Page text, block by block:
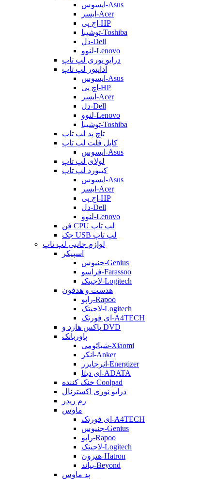
ایسوس-Asus
ایسر-Acer
اچ پی-HP
توشیبا-Toshiba
دل-Dell
لنوو-Lenovo
درایو نوری لپ تاپ
آداپتور لپ تاپ
ایسوس-Asus
اچ پی-HP
ایسر-Acer
دل-Dell
لنوو-Lenovo
توشیبا-Toshiba
تاچ پد لپ تاپ
کابل فلت لپ تاپ
ایسوس-Asus
لولای لپ تاپ
کیبورد لپ تاپ
ایسوس-Asus
ایسر-Acer
اچ پی-HP
دل-Dell
لنوو-Lenovo
فن CPU لپ تاپ
جک USB لپ تاپ
لوازم جانبی لپ تاپ
اسپیکر
جنیوس-Genius
فراسو-Farassoo
لاجیتک-Logitech
هدست و هدفون
راپو-Rapoo
لاجیتک-Logitech
ای فورتک-A4TECH
باکس هارد و DVD
پاوربانک
شیائومی-Xiaomi
انکر-Anker
انرجایزر-Energizer
ای دیتا-ADATA
خنک کننده Coolpad
درایو نوری اکسترنال
رم ریدر
ماوس
ای فورتک-A4TECH
جنیوس-Genius
راپو-Rapoo
لاجیتک-Logitech
هترون-Hatron
بیاند-Beyond
پد ماوس